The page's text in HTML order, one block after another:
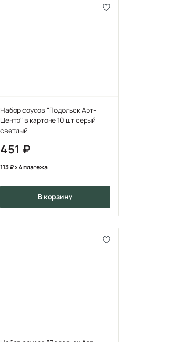
Набор соусов "Подольск Арт-
Центр" в картоне 10 шт серый
светлый
451
113 x 4 платежа
в корзину